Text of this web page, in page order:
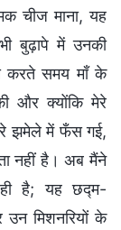
चीज माना, यह
बुढ़ापे में उनकी
करते समय माँ के
और क्योंकि मेरे
झमेले में फँस गई,
नहीं है। अब मैंने
ही है; यह छद्म-
उन मिशनरियों के